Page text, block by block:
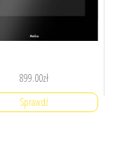
899.00zł
Sprawdź